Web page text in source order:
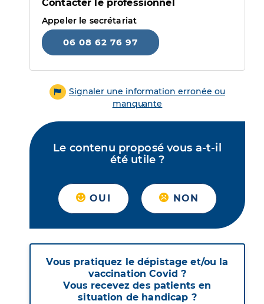
Contacter le professionnel
Appeler le secrétariat
06 08 62 76 97
Signaler une information erronée ou
manquante
Le contenu proposé vous a-t-il
été utile ?
OUI NON
Vous pratiquez le dépistage et/ou la
vaccination Covid ?
Vous recevez des patients en
situation de handicap ?